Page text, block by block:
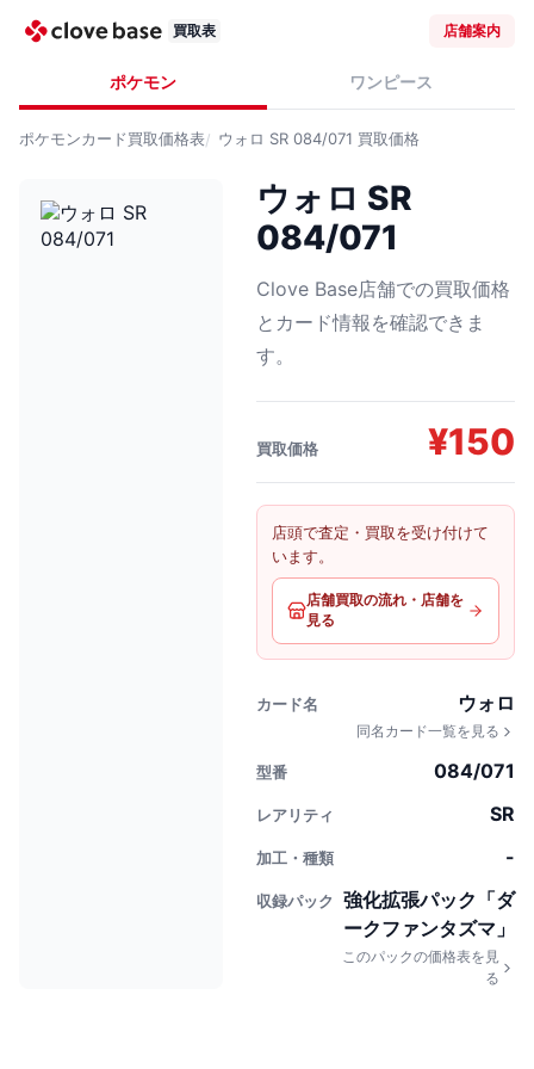
買取表 店舗案内
ポケモン ワンピース
ポケモンカード買取価格表 ウォロ SR 084/071 買取価格
ウォロ SR
084/071
Clove Base店舗での買取価格
とカード情報を確認できま
す。
買取価格 ¥150
店頭で査定・買取を受け付けて
います。
店舗買取の流れ・店舗を
見る
カード名 ウォロ
同名カード一覧を見る
型番 084/071
レアリティ SR
加工・種類 -
収録パック
強化拡張パック「ダ
ークファンタズマ」
このパックの価格表を見
る